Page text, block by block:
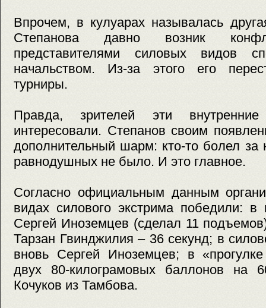
Впрочем, в кулуарах называлась
Степанова давно возник
представителями силовых видов
начальством. Из-за этого его
турниры.
Правда, зрителей эти
интересовали. Степанов своим
дополнительный шарм: кто-то болел за
равнодушных не было. И это главное.
Согласно официальным данным
видах силового экстрима победили: в
Сергей Иноземцев (сделал 11
Тарзан Гвинджилия – 36 секунд; в
вновь Сергей Иноземцев; в
двух 80-килограмовых баллонов на
Кочуков из Тамбова.